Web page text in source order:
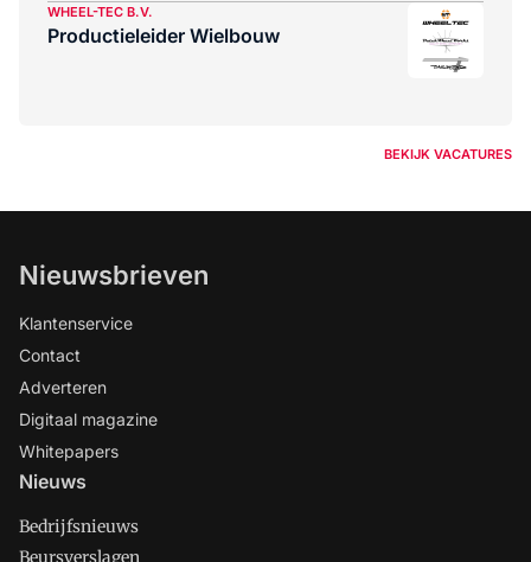
WHEEL-TEC B.V.
Productieleider Wielbouw
BEKIJK VACATURES
Nieuwsbrieven
Klantenservice
Contact
Adverteren
Digitaal magazine
Whitepapers
Nieuws
Bedrijfsnieuws
Beursverslagen